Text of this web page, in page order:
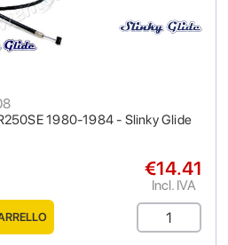
1980-1984 - Slinky Glide
€14.41
Incl. IVA